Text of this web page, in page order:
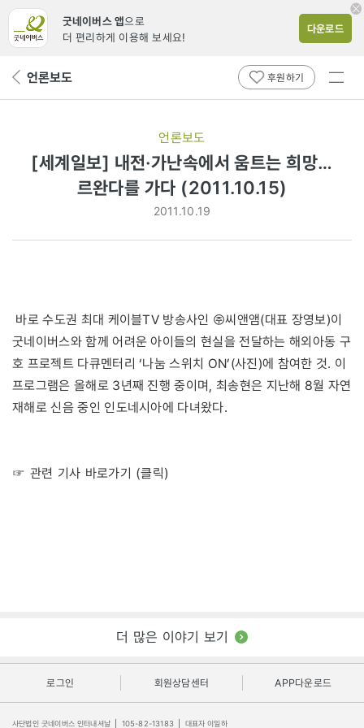
굿네이버스 앱으로
더 편리하게 이용해 보세요!
다운로드
뒤 언론보도 후원하기
전체
언론보도
[세계일보] 내전·가난속에서 움트는 희망…
르완다를 가다 (2011.10.15)
2011.10.19
바로 수도권 최대 케이블TV 방송사인 ㈜씨앤앰(대표 장영보)이
굿네이버스와 함께 어려운 아이들의 현실을 전달하는 해외아동 구
호 프로젝트 다큐멘터리 ‘나눔 스위치 ON’(사진)에 참여한 것. 이
프로그램은 올해로 3년째 진행 중이며, 최송현은 지난해 8월 자연
재해로 신음 중인 인도네시아에 다녀왔다.
☞ 관련 기사 바로가기 (클릭)
더 많은 이야기 보기
로그인 회원상담센터 APP다운로드
사단법인 굿네이버스 인터내셔날 105-82-13183 대표자 이일하